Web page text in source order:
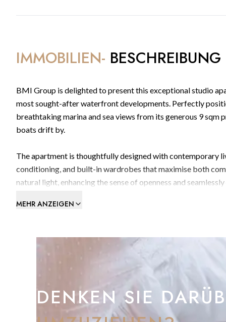
IMMOBILIEN- BESCHREIBUNG
BMI Group is delighted to present this exceptional studio
most sought-after waterfront developments. Perfectly
breathtaking marina and sea views from its generous 9
boats drift by.
The apartment is thoughtfully designed with contemporary
conditioning, and built-in wardrobes that maximise both
natural light, enhancing the sense of openness and
Marina Club residents benefit from an unrivalled lifestyle
An excellent opportunity as a primary residence, holiday
Contact us today to arrange a private viewing or to receive
MEHR ANZEIGEN
DENKEN SIE